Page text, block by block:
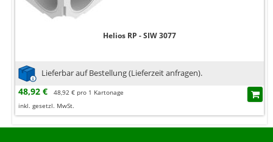
Helios RP - SIW 3077
Lieferbar auf Bestellung (Lieferzeit anfragen).
48,92 €
48,92 € pro 1 Kartonage
inkl. gesetzl. MwSt.